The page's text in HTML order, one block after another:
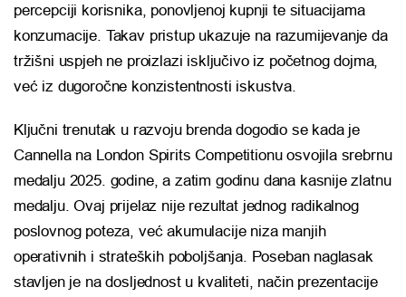
percepciji korisnika, ponovljenoj kupnji te situacijama
konzumacije. Takav pristup ukazuje na razumijevanje da
tržišni uspjeh ne proizlazi isključivo iz početnog dojma,
već iz dugoročne konzistentnosti iskustva.
Ključni trenutak u razvoju brenda dogodio se kada je
Cannella na London Spirits Competitionu osvojila srebrnu
medalju 2025. godine, a zatim godinu dana kasnije zlatnu
medalju. Ovaj prijelaz nije rezultat jednog radikalnog
poslovnog poteza, već akumulacije niza manjih
operativnih i strateških poboljšanja. Poseban naglasak
stavljen je na dosljednost u kvaliteti, način prezentacije